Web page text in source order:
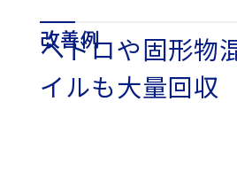
改善例
ヘドロや固形物
イルも大量回収